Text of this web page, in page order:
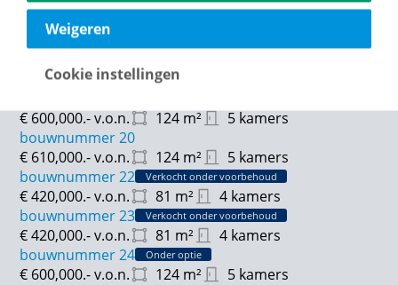
bouwnummer 32
€ 420,000.-v.o.n.
81m²
€ 420,000.-v.o.n.
124 m² 5 kamers
€ 600,000.-v.o.n.
bouwnummer 20
124 m² 5 kamers
€ 610,000.-v.o.n.
bouwnummer 22
Verkocht onder voorbehoud
81 m² 4 kamers
€ 420,000.-v.o.n.
bouwnummer 23
Verkocht onder voorbehoud
81 m² 4 kamers
€ 420,000.-v.o.n.
bouwnummer 24
Onder optie
124 m² 5 kamers
€ 600,000.-v.o.n.
Weigeren
Cookie instellingen